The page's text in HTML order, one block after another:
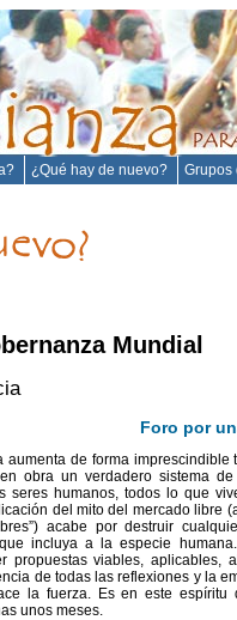
¿Qué hay de nuevo? Grupos
Mundial
Foro por
aumenta de forma
obra un verdadero sistema
seres humanos, todos lo que
del mito del mercado libre
acabe por destruir
incluya a la especie
propuestas viables, aplicables,
de todas las reflexiones y la
la fuerza. Es en este
unos meses.